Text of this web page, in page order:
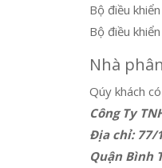
Bộ điều
Bộ điều
Nhà
Qúy khách
Công Ty
Địa chỉ: 77/
Quận Bình